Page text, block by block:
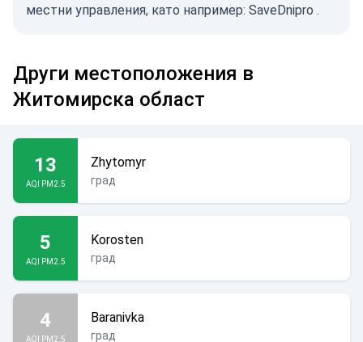
местни управления, като например: SaveDnipro .
Други местоположения в
Житомирска област
13
AQI PM2.5
Zhytomyr
град
5
AQI PM2.5
Korosten
град
4
AQI PM2.5
Baranivka
град